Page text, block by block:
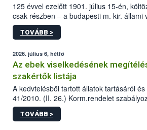
125 évvel ezelőtt 1901. július 15-én,
csak részben – a budapesti m. kir. állami
állomás a Kis Rókus utca 15. szám alatti,
tervezett új épületébe.
TOVÁBB >
2026. július 6, hétfő
Az ebek viselkedésének
szakértők listája
A kedvtelésből tartott állatok tartásáról
41/2010. (II. 26.) Korm.rendelet
sérülés, illetve ennek veszélye
hatósági feladatokat, valamint a
TOVÁBB >